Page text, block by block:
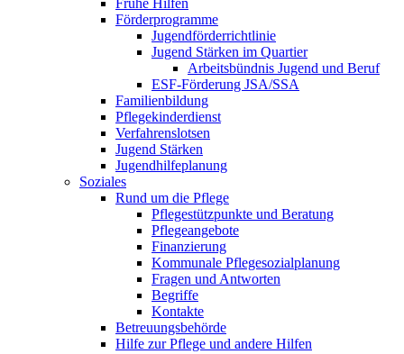
Frühe Hilfen
Förderprogramme
Jugendförderrichtlinie
Jugend Stärken im Quartier
Arbeitsbündnis Jugend und Beruf
ESF-Förderung JSA/SSA
Familienbildung
Pflegekinderdienst
Verfahrenslotsen
Jugend Stärken
Jugendhilfeplanung
Soziales
Rund um die Pflege
Pflegestützpunkte und Beratung
Pflegeangebote
Finanzierung
Kommunale Pflegesozialplanung
Fragen und Antworten
Begriffe
Kontakte
Betreuungsbehörde
Hilfe zur Pflege und andere Hilfen